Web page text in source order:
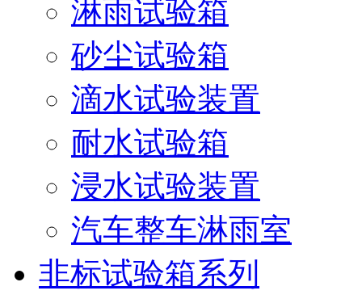
淋雨试验箱
砂尘试验箱
滴水试验装置
耐水试验箱
浸水试验装置
汽车整车淋雨室
非标试验箱系列